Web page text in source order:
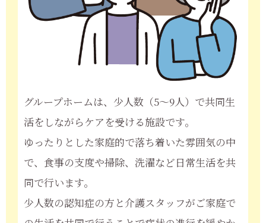
グループホームは、少人数（5～9人）で共同生
活をしながらケアを受ける施設です。
ゆったりとした家庭的で落ち着いた雰囲気の中
で、食事の支度や掃除、洗濯など日常生活を共
同で行います。
少人数の認知症の方と介護スタッフがご家庭で